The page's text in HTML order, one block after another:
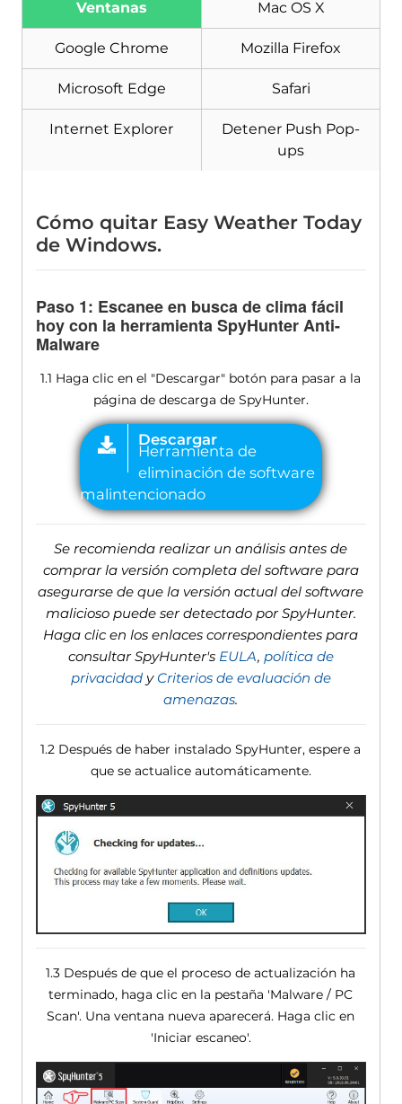
Ventanas Mac OS X
Google Chrome Mozilla Firefox
Microsoft Edge Safari
Internet Explorer
Detener Push Pop-
ups
Cómo quitar Easy Weather Today
de Windows.
Paso 1: Escanee en busca de clima fácil
hoy con la herramienta SpyHunter Anti-
Malware
1.1 Haga clic en el "Descargar" botón para pasar a la
página de descarga de SpyHunter.
Descargar
Herramienta de
eliminación de software
Se recomienda realizar un análisis antes de
comprar la versión completa del software para
asegurarse de que la versión actual del software
malicioso puede ser detectado por SpyHunter.
Haga clic en los enlaces correspondientes para
consultar SpyHunter's EULA, política de
privacidady Criterios de evaluación de
amenazas.
1.2 Después de haber instalado SpyHunter, espere a
que se actualice automáticamente.
1.3 Después de que el proceso de actualización ha
terminado, haga clic en la pestaña 'Malware / PC
Scan'. Una ventana nueva aparecerá. Haga clic en
'Iniciar escaneo'.